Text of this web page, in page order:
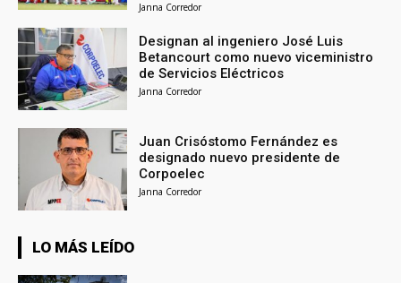
Janna Corredor
Designan al ingeniero José Luis
Betancourt como nuevo viceministro
de Servicios Eléctricos
Janna Corredor
Juan Crisóstomo Fernández es
designado nuevo presidente de
Corpoelec
Janna Corredor
LO MÁS LEÍDO